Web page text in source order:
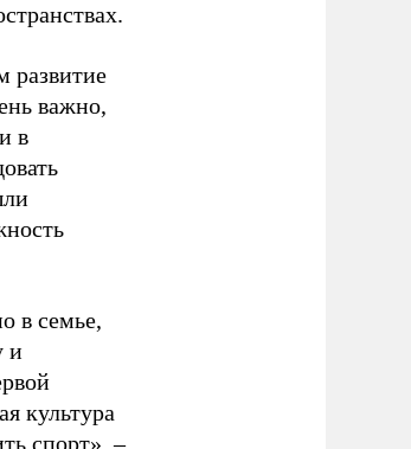
развитие
важно,
в
в семье,
и
культура
спорт», –